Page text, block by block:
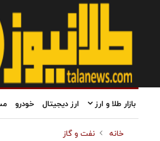
بازار طلا و ارز ارز دیجیتال خودرو
خانه نفت و گاز